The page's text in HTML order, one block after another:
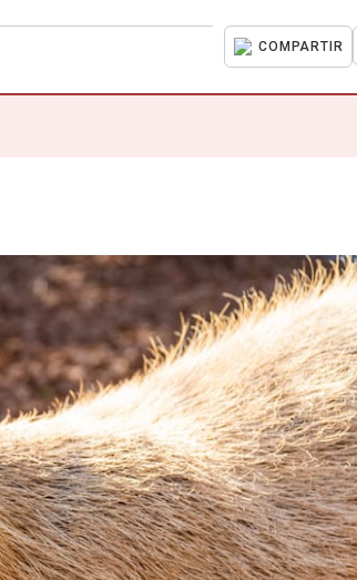
COMPARTIR